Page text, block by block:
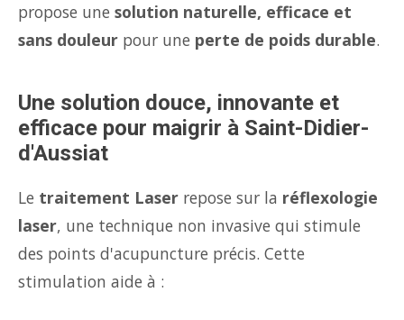
propose une solution naturelle, efficace et
sans douleur pour une perte de poids durable.
Une solution douce, innovante et
efficace pour maigrir à Saint-Didier-
d'Aussiat
Le traitement Laser repose sur la réflexologie
laser, une technique non invasive qui stimule
des points d'acupuncture précis. Cette
stimulation aide à :